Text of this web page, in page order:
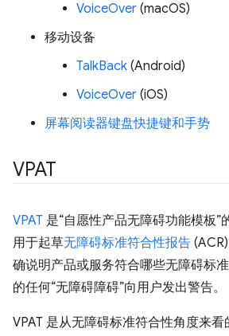
VoiceOver (macOS)
移动设备
TalkBack (Android)
VoiceOver (iOS)
屏幕阅读器键盘快捷键和手势
VPAT
VPAT 是“自愿性产品无障碍功能模板”
用于起草无障碍标准符合性报告
确说明产品或服务符合哪些无障碍标
的任何“无障碍障碍”向用户发出警告。
VPAT 是从无障碍标准符合性角度来